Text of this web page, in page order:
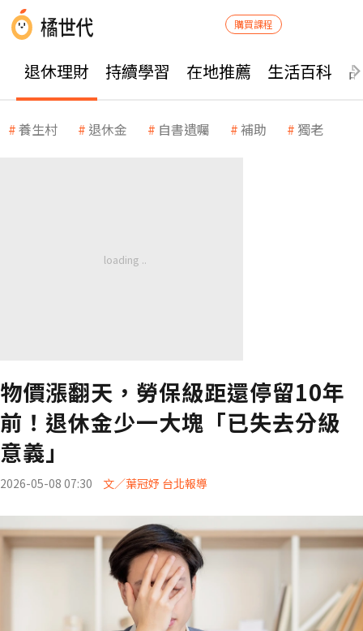
購買課程
退休理財 持續學習 在地推薦 生活百科
養生村 退休金 自書遺囑 補助 獨老
物價漲翻天，勞保級距還停留10年
前！退休金少一大塊「已失去分級
意義」
2026-05-08 07:30 文／葉冠妤 台北報導